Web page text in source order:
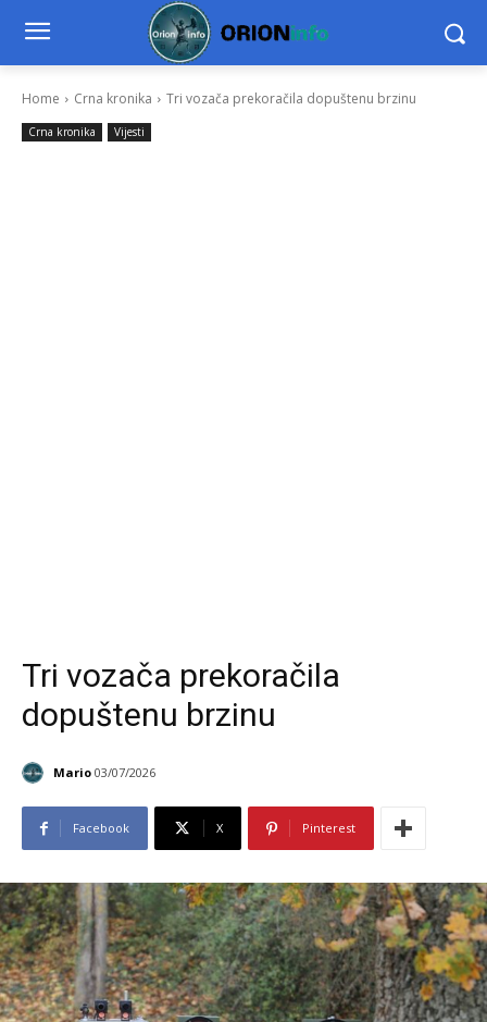
Home Crna kronika Tri vozača prekoračila dopuštenu brzinu
Crna kronika Vijesti
Tri vozača prekoračila
dopuštenu brzinu
Mario 03/07/2026
Facebook X Pinterest